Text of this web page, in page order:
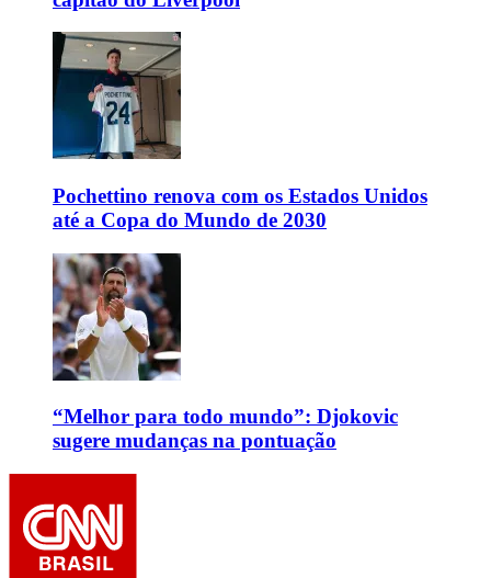
Pochettino renova com os Estados Unidos
até a Copa do Mundo de 2030
“Melhor para todo mundo”: Djokovic
sugere mudanças na pontuação